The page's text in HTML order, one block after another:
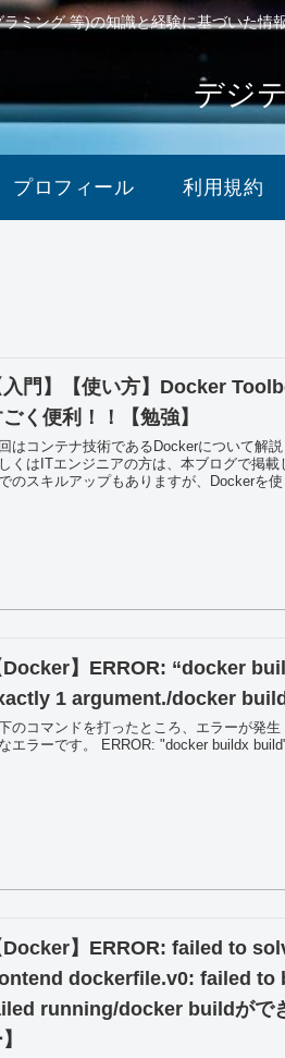
ミング 等)の知識と経験に基づいた
デジ
プロフィール 利用規約
入門】【使い方】Docker
く便利！！【勉強】
はコンテナ技術であるDockerについて解
くはITエンジニアの方は、本ブログで掲
のスキルアップもありますが、Dockerを
Docker】ERROR: “docker
1 argument./docker build
のコマンドを打ったところ、エラーが発
エラーです。 ERROR: "docker buildx
Docker】ERROR: failed to
dockerfile.v0: failed to
running/docker buildがで